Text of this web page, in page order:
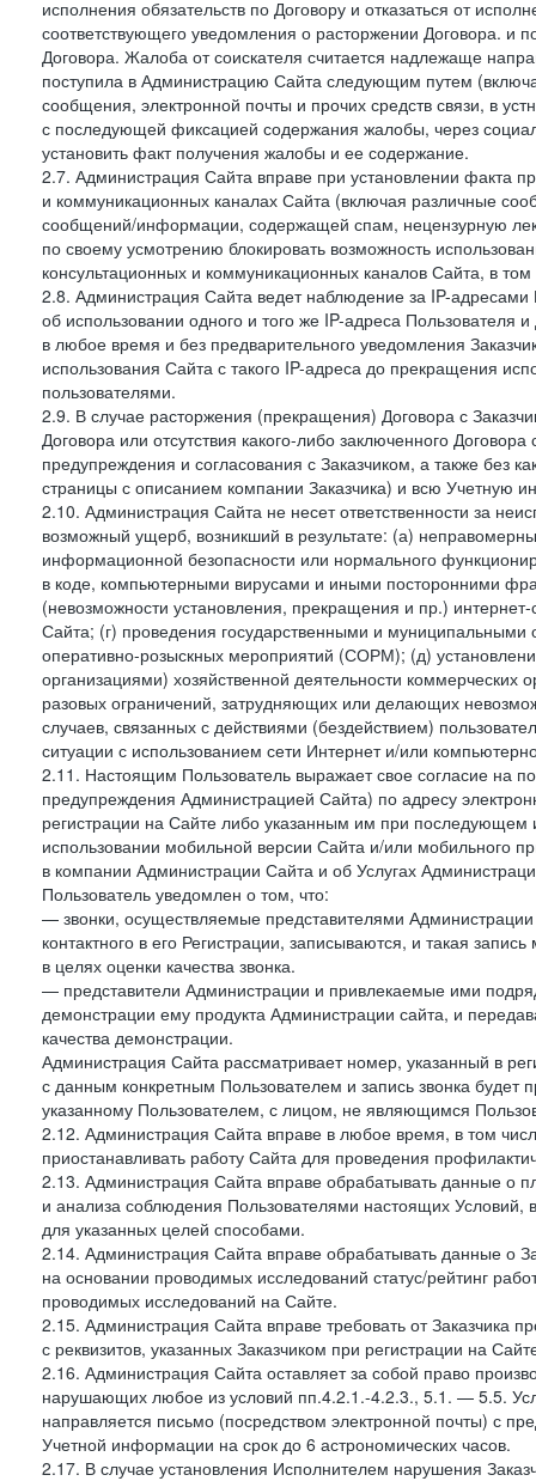
исполнения обязательств по Договору и отказаться от
соответствующего уведомления о расторжении Договора. и
Договора. Жалоба от соискателя считается надлежаще
поступила в Администрацию Сайта следующим путем
сообщения, электронной почты и прочих средств связи, в
с последующей фиксацией содержания жалобы, через
установить факт получения жалобы и ее содержание.
2.7. Администрация Сайта вправе при установлении факта
и коммуникационных каналах Сайта (включая различные
сообщений/информации, содержащей спам, нецензурную
по своему усмотрению блокировать возможность
консультационных и коммуникационных каналов Сайта, в
2.8. Администрация Сайта ведет наблюдение за IP-
об использовании одного и того же IP-адреса Пользователя
в любое время и без предварительного уведомления
использования Сайта с такого IP-адреса до прекращения
пользователями.
2.9. В случае расторжения (прекращения) Договора с
Договора или отсутствия какого-либо заключенного
предупреждения и согласования с Заказчиком, а также без
страницы с описанием компании Заказчика) и всю Учетную
2.10. Администрация Сайта не несет ответственности за
возможный ущерб, возникший в результате: (а)
информационной безопасности или нормального
в коде, компьютерными вирусами и иными посторонними
(невозможности установления, прекращения и пр.)
Сайта; (г) проведения государственными и
оперативно-розыскных мероприятий (СОРМ); (д)
организациями) хозяйственной деятельности коммерческих
разовых ограничений, затрудняющих или делающих
случаев, связанных с действиями (бездействием)
ситуации с использованием сети Интернет и/или
2.11. Настоящим Пользователь выражает свое согласие на
предупреждения Администрацией Сайта) по адресу
регистрации на Сайте либо указанным им при
использовании мобильной версии Сайта и/или мобильного
в компании Администрации Сайта и об Услугах
Пользователь уведомлен о том, что:
— звонки, осуществляемые представителями
контактного в его Регистрации, записываются, и такая
в целях оценки качества звонка.
— представители Администрации и привлекаемые ими
демонстрации ему продукта Администрации сайта, и
качества демонстрации.
Администрация Сайта рассматривает номер, указанный в
с данным конкретным Пользователем и запись звонка будет
указанному Пользователем, с лицом, не являющимся
2.12. Администрация Сайта вправе в любое время, в том
приостанавливать работу Сайта для проведения
2.13. Администрация Сайта вправе обрабатывать данные о
и анализа соблюдения Пользователями настоящих
для указанных целей способами.
2.14. Администрация Сайта вправе обрабатывать данные о
на основании проводимых исследований статус/рейтинг
проводимых исследований на Сайте.
2.15. Администрация Сайта вправе требовать от Заказчика
с реквизитов, указанных Заказчиком при регистрации на
2.16. Администрация Сайта оставляет за собой право
нарушающих любое из условий пп.4.2.1.-4.2.3., 5.1. — 5.5.
направляется письмо (посредством электронной почты) с
Учетной информации на срок до 6 астрономических часов.
2.17. В случае установления Исполнителем нарушения